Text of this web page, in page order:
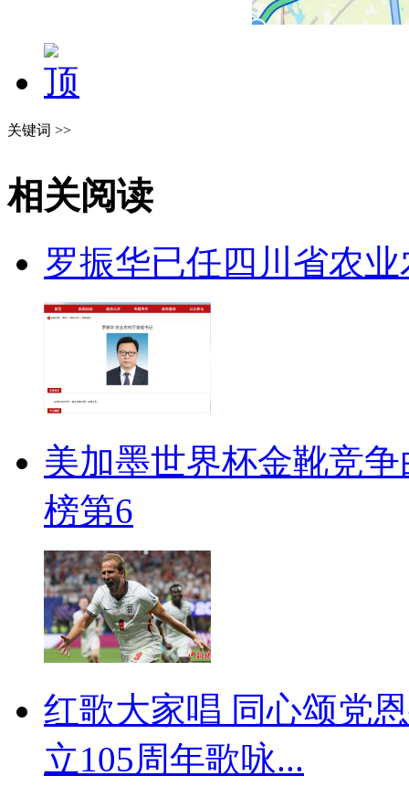
关键词 >>
相关阅读
罗振华已任四川省农
美加墨世界杯金靴竞
榜第6
红歌大家唱 同心颂党
立105周年歌咏...